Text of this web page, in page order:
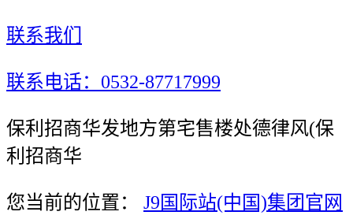
联系我们
联系电话：0532-87717999
保利招商华发地方第宅售楼处德律风(保
利招商华
您当前的位置： J9国际站(中国)集团官网